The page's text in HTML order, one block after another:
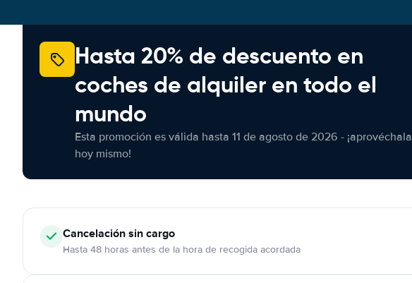
Hasta 20% de descuento en
coches de alquiler en todo el
mundo
Esta promoción es válida hasta 11 de agosto de 2026 - ¡aprovéchala
hoy mismo!
Cancelaciónsin cargo
Hasta 48 horas antes de la hora de recogida acordada